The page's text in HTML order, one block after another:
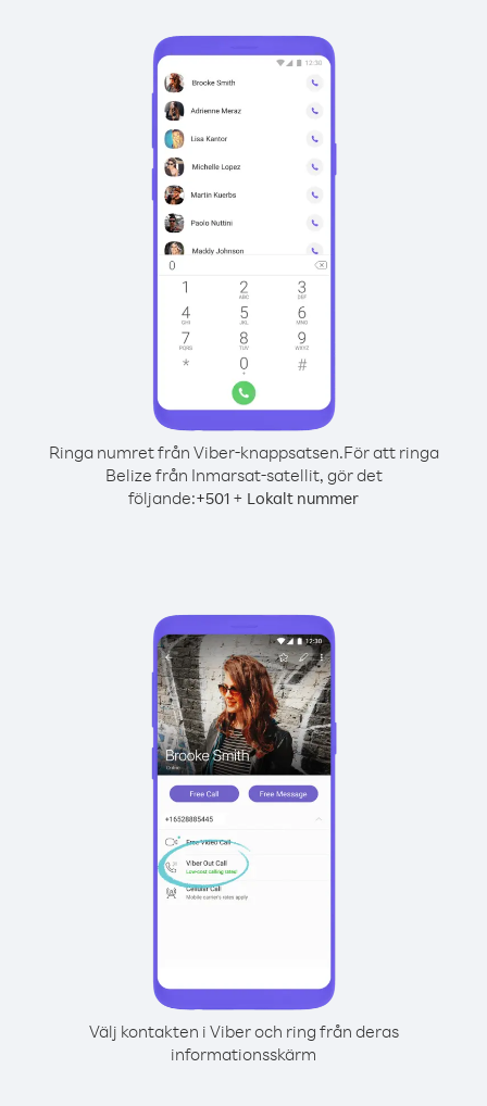
Ringa numret från Viber-knappsatsen.För att ringa
Belize från Inmarsat-satellit, gör det
följande:+501 + Lokalt nummer
Välj kontakten i Viber och ring från deras
informationsskärm